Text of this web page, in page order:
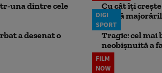
una dintre cele
Cu cât îți
aplică
a desenat o
DIGI
SPORT
Tragic: cel mai
neobișnuită a
FILM
NOW